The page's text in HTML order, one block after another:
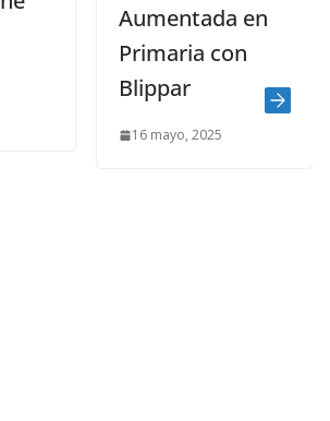
Aumentada en
Primaria con
Blippar
16 mayo, 2025